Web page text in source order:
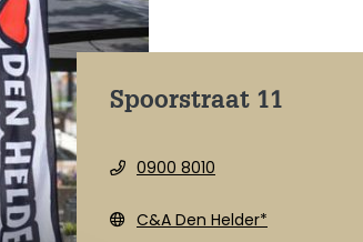
Spoorstraat 11
0900 8010
C&A Den Helder*